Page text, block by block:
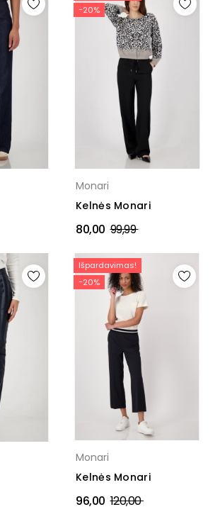
−20%
Monari
Kelnės Monari
80,00 Įprasta
99,99
Išpardavimas!
−20%
Monari
Kelnės Monari
96,00 Įprasta
120,00